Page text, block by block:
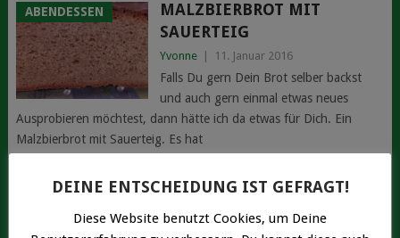
ABENDESSEN
MALZBIERBROT MIT
SAUERTEIG
Yvonne 11. Januar 2016
Falls Du gern Dein Brot selber backst
und auch gern einmal etwas neues
Ausprobieren möchtest, dann hätte ich da etwas für Dich. Ein
Malzbierbrot mit Sauerteig. Es hat
MUTZENMANDELN
DEINE ENTSCHEIDUNG IST GEFRAGT!
Diese Website benutzt Cookies, um Deine